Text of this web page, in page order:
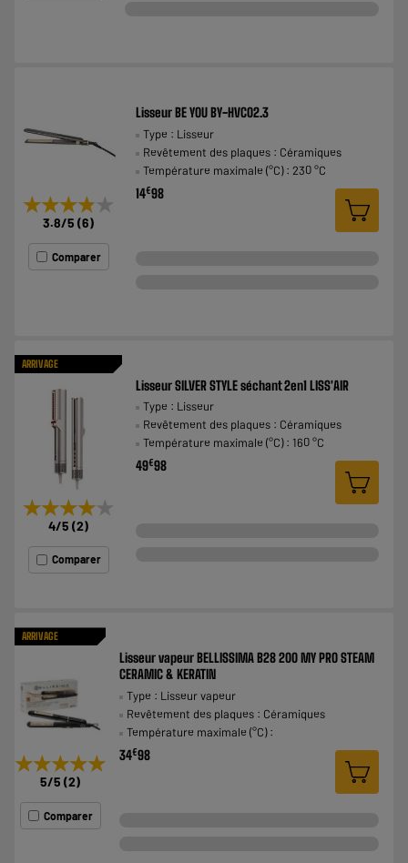
★★★★★
★★★★★
3.8/5 (6)
Comparer
Lisseur BE YOU BY-HVC02.3
Type : Lisseur
Revêtement des plaques : Céramiques
Température maximale (°C) : 230 °C
14€98
ARRIVAGE
★★★★★
★★★★★
4/5 (2)
Comparer
Lisseur SILVER STYLE séchant 2en1 LISS'AIR
Type : Lisseur
Revêtement des plaques : Céramiques
Température maximale (°C) : 160 °C
49€98
ARRIVAGE
★★★★★
★★★★★
5/5 (2)
Comparer
Lisseur vapeur BELLISSIMA B28 200 MY PRO STEAM
CERAMIC & KERATIN
Type : Lisseur vapeur
Revêtement des plaques : Céramiques
Température maximale (°C) :
34€98